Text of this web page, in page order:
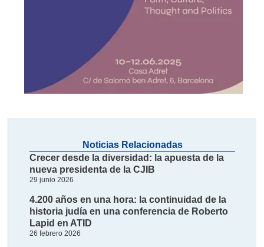
Noticias Relacionadas
Crecer desde la diversidad: la apuesta de la
nueva presidenta de la CJIB
29 junio 2026
4.200 años en una hora: la continuidad de la
historia judía en una conferencia de Roberto
Lapid en ATID
26 febrero 2026